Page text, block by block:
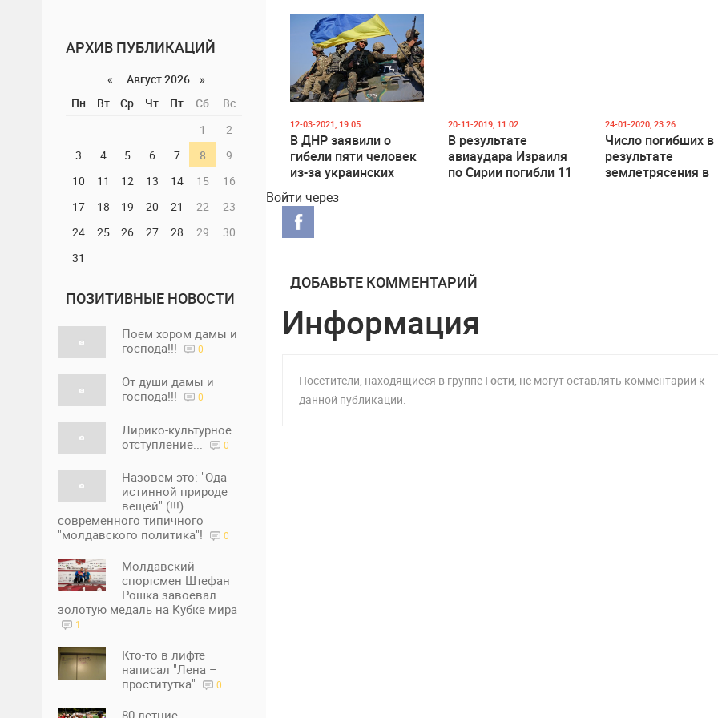
АРХИВ ПУБЛИКАЦИЙ
«
Август 2026 »
Пн
Вт Ср Чт Пт Сб
Вс
1
2
3
4 5 6 7 8
9
10
11 12 13 14 15
16
17
18 19 20 21 22
23
24
25 26 27 28 29
30
31
ПОЗИТИВНЫЕ НОВОСТИ
Поем хором дамы и
господа!!!
0
От души дамы и
господа!!!
0
Лирико-культурное
отступление...
0
Назовем это: "Ода
истинной природе
вещей" (!!!)
современного типичного
"молдавского политика"!
0
Молдавский
спортсмен Штефан
Рошка завоевал
золотую медаль на Кубке мира
1
Кто-то в лифте
написал "Лена –
проститутка"
0
12-03-2021, 19:05
В ДНР заявили о
гибели пяти человек
из-за украинских
20-11-2019, 11:02
В результате
авиаудара Израиля
по Сирии погибли 11
24-01-2020, 23:26
Число погибших в
результате
землетрясения в
Войти через
ДОБАВЬТЕ КОММЕНТАРИЙ
Информация
Посетители, находящиеся в группе Гости, не могут оставлять комментарии к
данной публикации.